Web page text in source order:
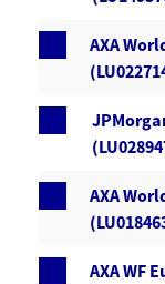
AXA
AXA
AXA WF